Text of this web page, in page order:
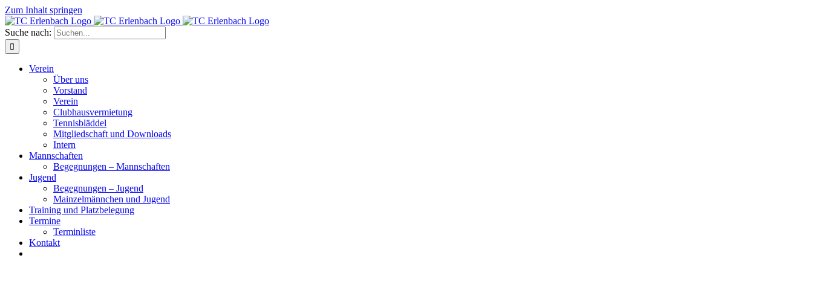
Zum Inhalt springen
Suche nach:
Verein
Über uns
Vorstand
Verein
Clubhausvermietung
Tennisbläddel
Mitgliedschaft und Downloads
Intern
Mannschaften
Begegnungen – Mannschaften
Jugend
Begegnungen – Jugend
Mainzelmännchen und Jugend
Training und Platzbelegung
Termine
Terminliste
Kontakt